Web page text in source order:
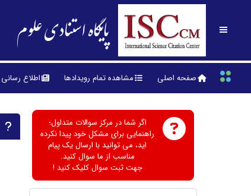
پایگاه استنادی علوم
صفحه اصلی مشاهده تمام رویدادها اطلاع رسانی
اگر شما در مرکز سوالات متداول؛
راهنمایی برای مشکل خود پیدا نکرده
اید، می توانید با ارسال یک پیام
مناسب از ما سوال کنید.
جهت ثبت سوال کلیک کنید !